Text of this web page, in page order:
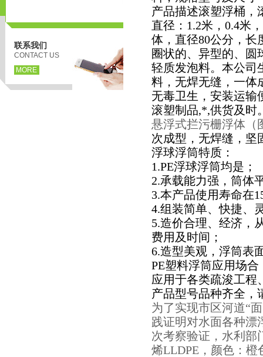
联系我们
CONTACT US
MORE
产品描述滚塑浮桶，
直径：1.2米，0.4米
体，直径80公分，长
圈状的、异型的、圆
轻质发泡料。本公司
料，无焊无缝，一
无毒卫生，安装运输
滚塑制品,*,供货及时
悬浮式拦污栅浮体（
次成型，无焊缝，坚
浮球浮筒特质：
1.PE浮球浮筒均是；
2.承载能力强，筒体
3.本产品使用寿命在
4.组装简单、快捷、
5.造价合理、经济，
费用及时间；
6.造型美观，浮筒表
PE塑料浮筒应用场合
应用于各类疏浚工程
产品型号品种齐全，
为了实现市区河道“
践证明对水面各种漂
次考察验证，水利部
烯LLDPE，颜色：